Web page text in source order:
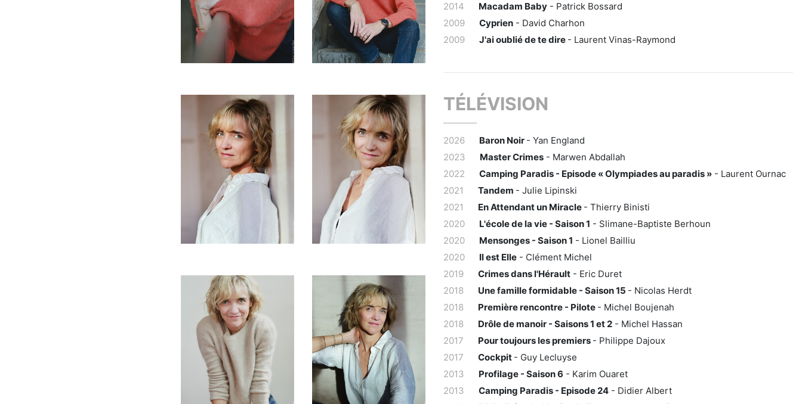
2014
Macadam Baby - Patrick Bossard
2009
Cyprien - David Charhon
2009
J'ai oublié de te dire - Laurent Vinas-Raymond
TÉLÉVISION
2026 Baron Noir - Yan England
2023
Master Crimes - Marwen Abdallah
2022
Camping Paradis - Episode « Olympiades au paradis » - Laurent Ournac
2021
Tandem - Julie Lipinski
2021
En Attendant un Miracle - Thierry Binisti
2020
L'école de la vie - Saison 1 - Slimane-Baptiste Berhoun
2020
Mensonges - Saison 1 - Lionel Bailliu
2020
Il est Elle - Clément Michel
2019
Crimes dans l'Hérault - Eric Duret
2018
Une famille formidable - Saison 15 - Nicolas Herdt
2018
Première rencontre - Pilote - Michel Boujenah
2018
Drôle de manoir - Saisons 1 et 2 - Michel Hassan
2017
Pour toujours les premiers - Philippe Dajoux
2017
Cockpit - Guy Lecluyse
2013
Profilage - Saison 6 - Karim Ouaret
2013
Camping Paradis - Episode 24 - Didier Albert